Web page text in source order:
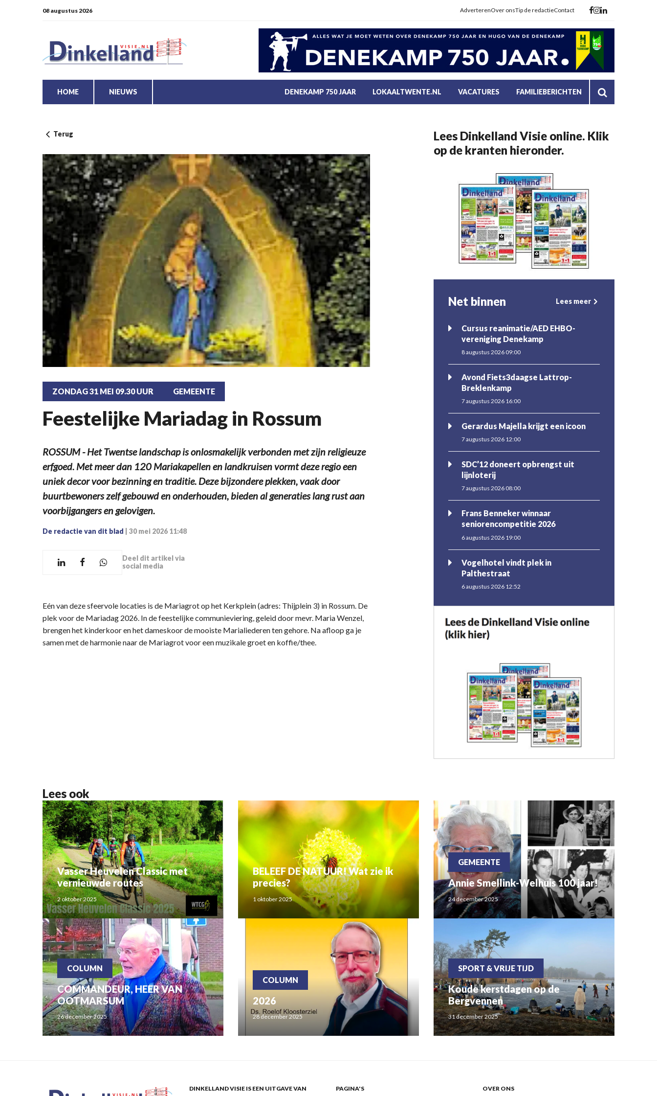
08 augustus 2026 AdverterenOver onsTip de redactieContact
HOME NIEUWS DENEKAMP 750 JAAR LOKAALTWENTE.NL VACATURES FAMILIEBERICHTEN
Terug
ZONDAG 31 MEI 09.30 UUR GEMEENTE
Feestelijke Mariadag in Rossum
ROSSUM - Het Twentse landschap is onlosmakelijk verbonden met zijn religieuze
erfgoed. Met meer dan 120 Mariakapellen en landkruisen vormt deze regio een
uniek decor voor bezinning en traditie. Deze bijzondere plekken, vaak door
buurtbewoners zelf gebouwd en onderhouden, bieden al generaties lang rust aan
voorbijgangers en gelovigen.
De redactie van dit blad 30 mei 2026 11:48
Deel dit artikel via
social media
Eén van deze sfeervole locaties is de Mariagrot op het Kerkplein (adres: Thijplein 3) in Rossum. De
plek voor de Mariadag 2026. In de feestelijke communieviering, geleid door mevr. Maria Wenzel,
brengen het kinderkoor en het dameskoor de mooiste Marialiederen ten gehore. Na afloop ga je
samen met de harmonie naar de Mariagrot voor een muzikale groet en koffie/thee.
Lees Dinkelland Visie online. Klik
op de kranten hieronder.
Net binnen Lees meer
Cursus reanimatie/AED EHBO-
vereniging Denekamp
8 augustus 2026 09:00
Avond Fiets3daagse Lattrop-
Breklenkamp
7 augustus 2026 16:00
Gerardus Majella krijgt een icoon
7 augustus 2026 12:00
SDC’12 doneert opbrengst uit
lijnloterij
7 augustus 2026 08:00
Frans Benneker winnaar
seniorencompetitie 2026
6 augustus 2026 19:00
Vogelhotel vindt plek in
Palthestraat
6 augustus 2026 12:52
Lees ook
Vasser Heuvelen Classic met
vernieuwde routes
2 oktober 2025
BELEEF DE NATUUR! Wat zie ik
precies?
1 oktober 2025
GEMEENTE
Annie Smellink-Welhuis 100 jaar!
24 december 2025
COLUMN
COMMANDEUR, HEER VAN
OOTMARSUM
26 december 2025
COLUMN
2026
28 december 2025
SPORT & VRIJE TIJD
Koude kerstdagen op de
Bergvennen
31 december 2025
DINKELLAND VISIE IS EEN UITGAVE VAN PAGINA'S OVER ONS